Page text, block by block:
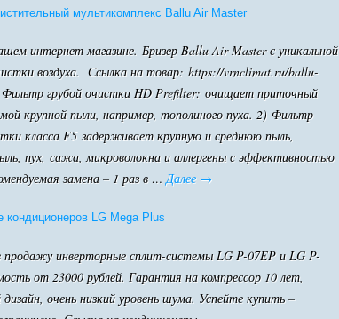
мультикомплекс Ballu Air Master
интернет магазине. Бризер Ballu Air Master с уникальной
воздуха. Ссылка на товар: https://vrnclimat.ru/ballu-
грубой очистки HD Prefilter: очищает приточный
крупной пыли, например, тополиного пуха. 2) Фильтр
класса F5 задерживает крупную и среднюю пыль,
пух, сажа, микроволокна и аллергены с эффективностью
замена – 1 раз в …Далее →
кондиционеров LG Mega Plus
продажу инверторные сплит-системы LG P-07EP и LG P-
от 23000 рублей. Гарантия на компрессор 10 лет,
дизайн, очень низкий уровень шума. Успейте купить –